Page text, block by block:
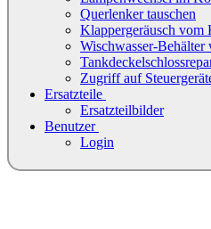
Querlenker tauschen
Klappergeräusch vom
Wischwasser-Behälter
Zugriff auf
Ersatzteile
Ersatzteilbilder
Benutzer
Login